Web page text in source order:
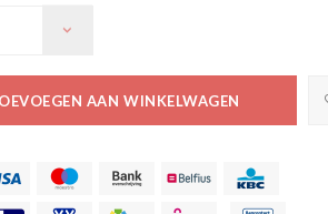
AAN WINKELWAGEN